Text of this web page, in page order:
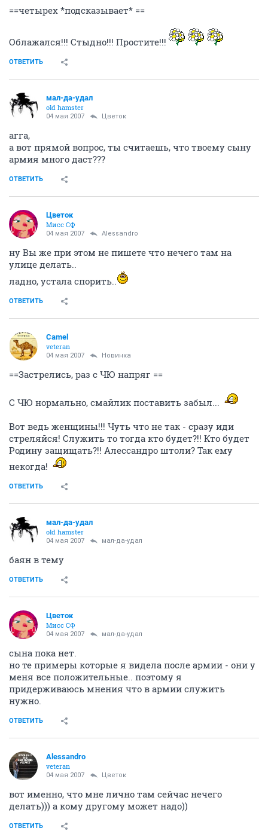
==четырех *подсказывает* ==
Облажался!!! Стыдно!!! Простите!!!
ОТВЕТИТЬ
мал-да-удал
old hamster
04 мая 2007 Цветок
агга,
а вот прямой вопрос, ты считаешь, что твоему сыну
армия много даст???
ОТВЕТИТЬ
Цветок
Мисс СФ
04 мая 2007 Alessandro
ну Вы же при этом не пишете что нечего там на
улице делать..
ладно, устала спорить..
ОТВЕТИТЬ
Camel
veteran
04 мая 2007 Новинка
==Застрелись, раз с ЧЮ напряг ==
С ЧЮ нормально, смайлик поставить забыл...
Вот ведь женщины!!! Чуть что не так - сразу иди
стреляйся! Служить то тогда кто будет?!! Кто будет
Родину защищать?!! Алессандро штоли? Так ему
некогда!
ОТВЕТИТЬ
мал-да-удал
old hamster
04 мая 2007 мал-да-удал
баян в тему
ОТВЕТИТЬ
Цветок
Мисс СФ
04 мая 2007 мал-да-удал
сына пока нет.
но те примеры которые я видела после армии - они у
меня все положительные.. поэтому я
придерживаюсь мнения что в армии служить
нужно.
ОТВЕТИТЬ
Alessandro
veteran
04 мая 2007 Цветок
вот именно, что мне лично там сейчас нечего
делать))) а кому другому может надо))
ОТВЕТИТЬ